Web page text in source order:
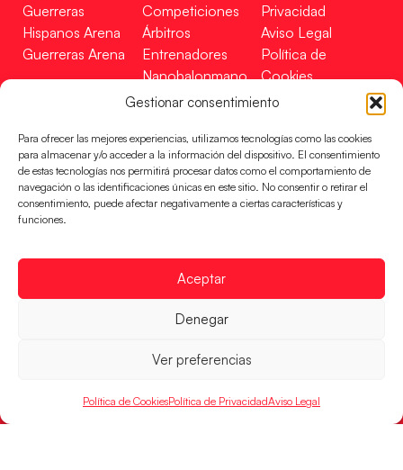
Gestionar consentimiento
Para ofrecer las mejores experiencias, utilizamos tecnologías como las cookies
para almacenar y/o acceder a la información del dispositivo. El consentimiento
de estas tecnologías nos permitirá procesar datos como el comportamiento de
navegación o las identificaciones únicas en este sitio. No consentir o retirar el
consentimiento, puede afectar negativamente a ciertas características y
funciones.
Aceptar
Denegar
Ver preferencias
Política de CookiesPolítica de PrivacidadAviso Legal
Guerreras
Hispanos Arena
Guerreras Arena
Competiciones
Árbitros
Entrenadores
Nanobalonmano
Tienda
Privacidad
Aviso Legal
Política de
Cookies
Mapa Web
Incidencias
CONTACTO
EN
FINANCIADO
RFEBM © 2024. Todos los derechos reservados –